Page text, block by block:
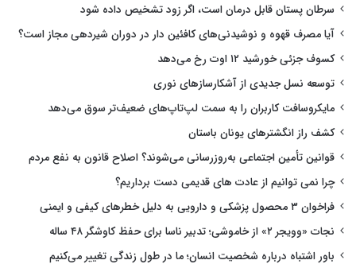
سرطان پستان قابل درمان است، اگر زود تشخیص داده شود
آیا مصرف قهوه و نوشیدنی‌های کافئین دار در دوران شیردهی مجاز است؟
کسوف جزئی خورشید ۱۲ اوت رخ می‌دهد
توسعه نسل جدیدی از آشکارسازهای نوری
مایکروسافت کاربران را به سمت لپ‌تاپ‌های ضعیف‌تر سوق می‌دهد
کشف راز انگشترهای یونان باستان
قوانین تأمین اجتماعی به‌روزرسانی می‌شوند؟ اصلاح قانون به نفع مردم
چرا نمی توانیم از عادت های قدیمی دست برداریم؟
فراخوان ۳ محصول پزشکی و دارویی به دلیل خطرهای کیفی و ایمنی
نجات «وویجر ۲» از خاموشی؛ تدبیر ناسا برای حفظ کاوشگر ۴۸ ساله
باور اشتباه درباره شخصیت انسان؛ ما در طول زندگی تغییر می‌کنیم